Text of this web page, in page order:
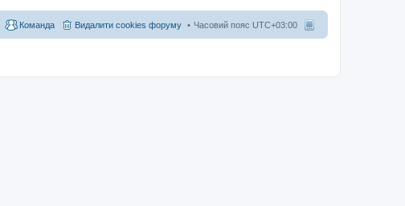
Часовий пояс UTC+03:00
Видалити cookies форуму
Команда